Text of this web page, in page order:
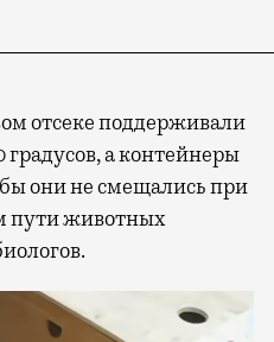
часто берет
но и ноутбук.
превращается
возможность
спланировать
отсеке поддерживали
градусов, а контейнеры
они не смещались при
пути животных